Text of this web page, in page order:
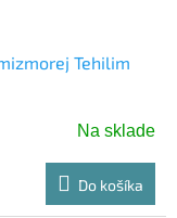
Tehilim
Na sklade
Do košíka